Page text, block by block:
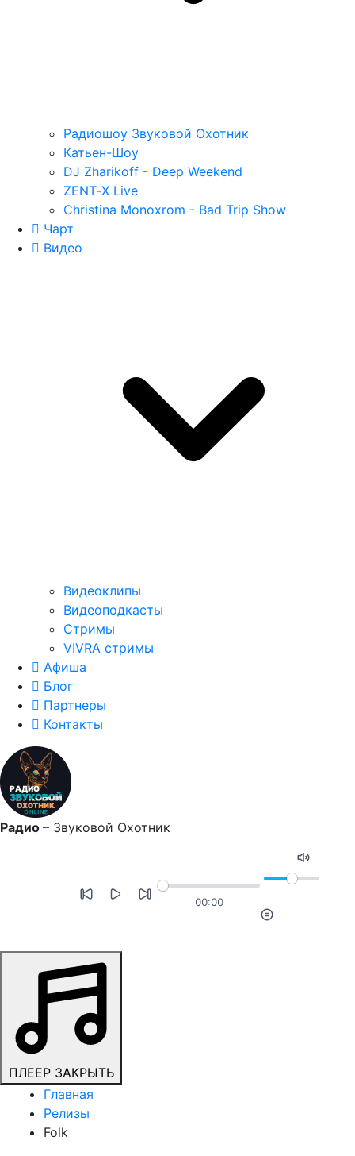
Радиошоу Звуковой Охотник
Катьен-Шоу
DJ Zharikoff - Deep Weekend
ZENT‑X Live
Christina Monoxrom - Bad Trip Show
Чарт
Видео
Видеоклипы
Видеоподкасты
Стримы
VIVRA стримы
Афиша
Блог
Партнеры
Контакты
Радио – Звуковой Охотник
00:00
ПЛЕЕР ЗАКРЫТЬ
Главная
Релизы
Folk